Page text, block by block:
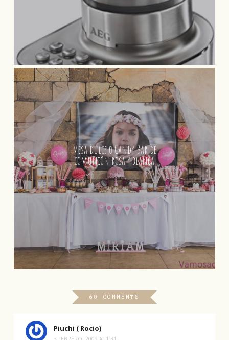
Mesa dulce o Candy Bar de
comunión rosa y blanca
60 COMMENTS
Piuchi ( Rocio)